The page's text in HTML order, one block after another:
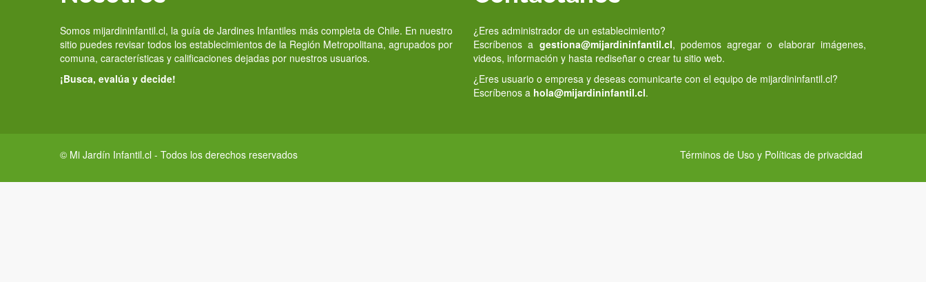
Somos mijardininfantil.cl, la guía de Jardines Infantiles más completa de Chile. En nuestro
sitio puedes revisar todos los establecimientos de la Región Metropolitana, agrupados por
comuna, características y calificaciones dejadas por nuestros usuarios.
¡Busca, evalúa y decide!
¿Eres administrador de un establecimiento?
Escríbenos a gestiona@mijardininfantil.cl, podemos agregar o elaborar imágenes,
videos, información y hasta rediseñar o crear tu sitio web.
¿Eres usuario o empresa y deseas comunicarte con el equipo de mijardininfantil.cl?
Escríbenos a hola@mijardininfantil.cl.
© Mi Jardín Infantil.cl - Todos los derechos reservados Términos de Uso y Políticas de privacidad